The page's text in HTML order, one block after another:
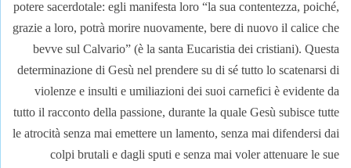
potere sacerdotale: egli manifesta loro “la sua contentezza, poiché,
grazie a loro, potrà morire nuovamente, bere di nuovo il calice che
bevve sul Calvario” (è la santa Eucaristia dei cristiani). Questa
determinazione di Gesù nel prendere su di sé tutto lo scatenarsi di
violenze e insulti e umiliazioni dei suoi carnefici è evidente da
tutto il racconto della passione, durante la quale Gesù subisce tutte
le atrocità senza mai emettere un lamento, senza mai difendersi dai
colpi brutali e dagli sputi e senza mai voler attenuare le sue